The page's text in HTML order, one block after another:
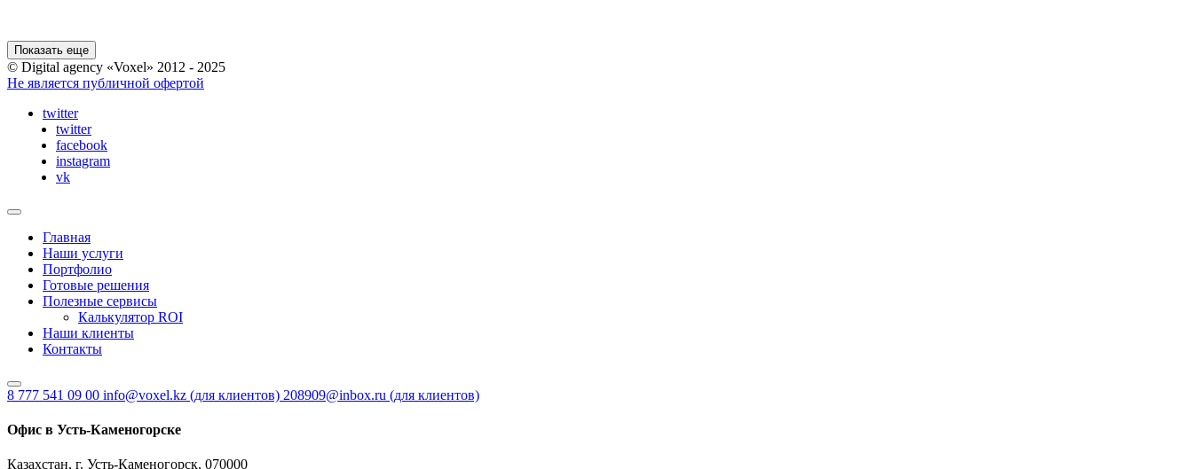
Показать еще
© Digital agency «Voxel» 2012 - 2025
Не является публичной офертой
twitter
twitter
facebook
instagram
vk
Главная
Наши услуги
Портфолио
Готовые решения
Полезные сервисы
Калькулятор ROI
Наши клиенты
Контакты
8 777 541 09 00 info@voxel.kz (для клиентов) 208909@inbox.ru (для клиентов)
Офис в Усть-Каменогорске
Казахстан, г. Усть-Каменогорск, 070000